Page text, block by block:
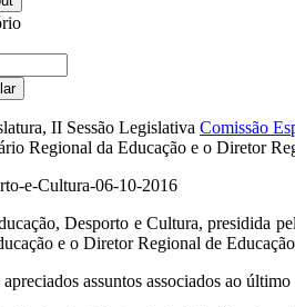
II Sessão Legislativa Comissão
Regional da Educação e o Diretor
Desporto e Cultura, presidida
e o Diretor Regional de
assuntos associados ao